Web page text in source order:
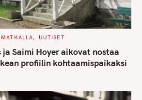
MATKALLA UUTISET
Saimi Hoyer aikovat nostaa
profiilin kohtaamispaikaksi